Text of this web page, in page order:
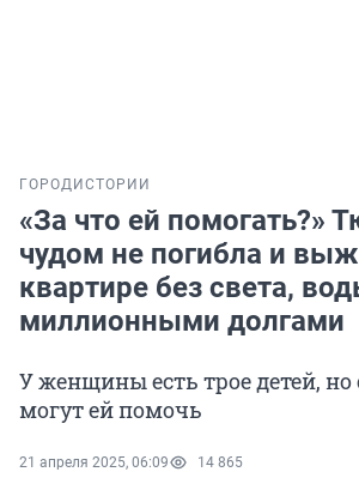
ГОРОД ИСТОРИИ
«За что ей помогать?»
чудом не погибла и
квартире без света,
миллионными долгами
У женщины есть трое детей,
могут ей помочь
21 апреля 2025, 06:09 14 865